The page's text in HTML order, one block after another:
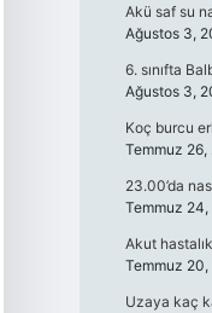
Akü saf su
Ağustos 3,
6. sınıfta
Ağustos 3,
Koç burcu
Temmuz 26,
23.00’da
Temmuz
Akut
Temmuz
Uzaya kaç